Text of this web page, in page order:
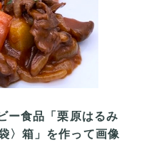
ー食品「栗原はるみ
〉箱」を作って画像